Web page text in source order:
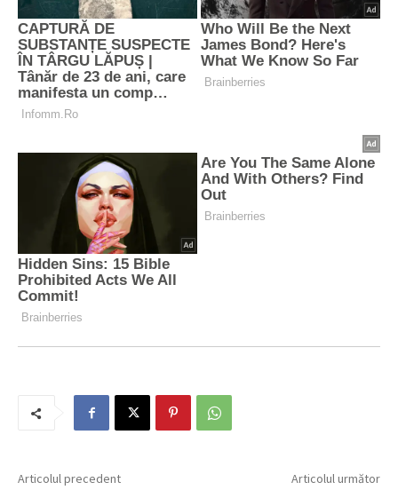
Articolul precedent Articolul următor